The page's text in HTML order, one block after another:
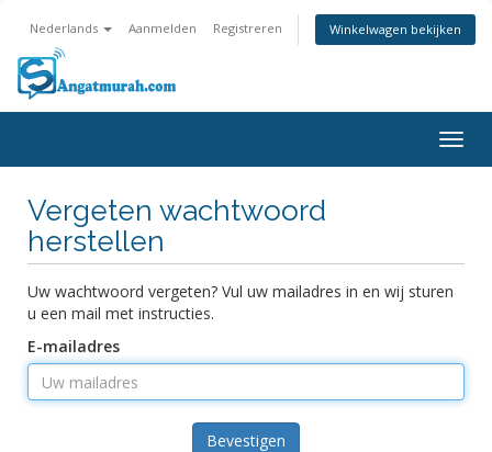
Nederlands Aanmelden Registreren Winkelwagen bekijken
Vergeten wachtwoord
herstellen
Uw wachtwoord vergeten? Vul uw mailadres in en wij sturen
u een mail met instructies.
E-mailadres
Bevestigen